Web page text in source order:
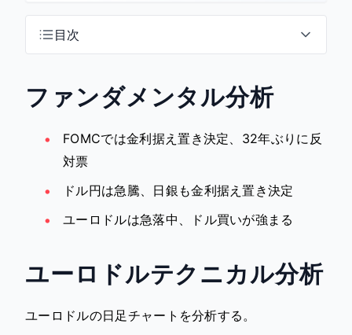
目次
ファンダメンタル分析
FOMCでは金利据え置き決定、32年ぶりに反
対票
ドル円は急騰、日銀も金利据え置き決定
ユーロドルは急落中、ドル買いが強まる
ユーロドルテクニカル分析
ユーロドルの日足チャートを分析する。